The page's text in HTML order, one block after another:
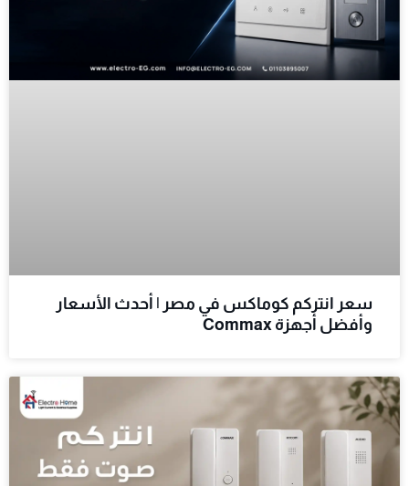
سعر انتركم كوماكس في مصر | أحدث الأسعار
وأفضل أجهزة Commax